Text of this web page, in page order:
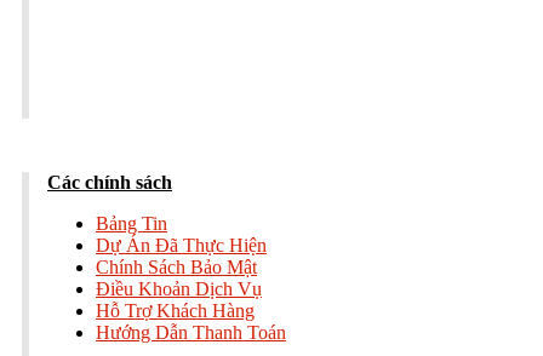
Các chính sách
Bảng Tin
Dự Án Đã Thực Hiện
Chính Sách Bảo Mật
Điều Khoản Dịch Vụ
Hỗ Trợ Khách Hàng
Hướng Dẫn Thanh Toán